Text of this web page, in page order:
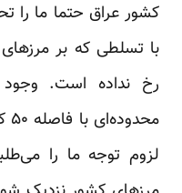
کشور عراق حتما ما را
با تسلطی که بر
رخ نداده است.
لزوم توجه ما را